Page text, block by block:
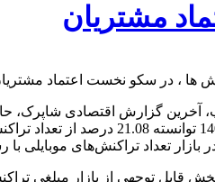
مشتریان
حاکی از تداوم صدرنشینی سپ با سهم
این گزارش نشان می‌دهد، سپ
چشمگیر 2.31 درصدی نسبت به ماه قبل، پوشش 38.24 درصدی این